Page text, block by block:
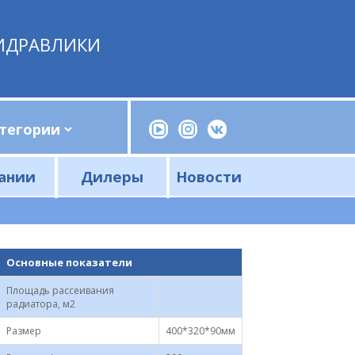
Дилеры Новости
Основные показатели
Площадь рассеивания
радиатора, м2
Размер
400*320*90мм